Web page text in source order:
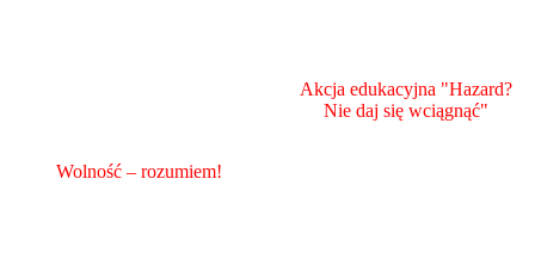
Wolność – rozumiem!
Akcja edukacyjna "Hazard?
Nie daj się wciągnąć"